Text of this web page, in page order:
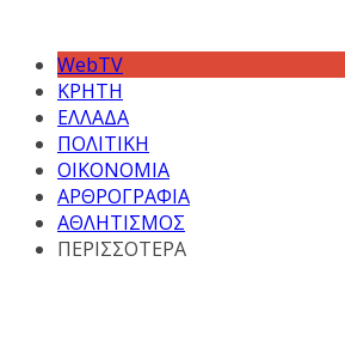
WebTV
ΚΡΗΤΗ
ΕΛΛΑΔΑ
ΠΟΛΙΤΙΚΗ
ΟΙΚΟΝΟΜΙΑ
ΑΡΘΡΟΓΡΑΦΙΑ
ΑΘΛΗΤΙΣΜΟΣ
ΠΕΡΙΣΣΟΤΕΡΑ